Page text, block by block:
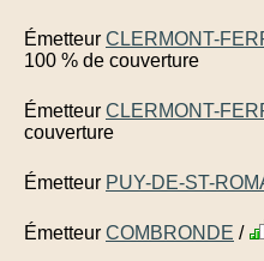
Émetteur CLERMONT-
100 % de couverture
Émetteur CLERMONT-
couverture
Émetteur PUY-DE-ST-
Émetteur COMBRONDE /